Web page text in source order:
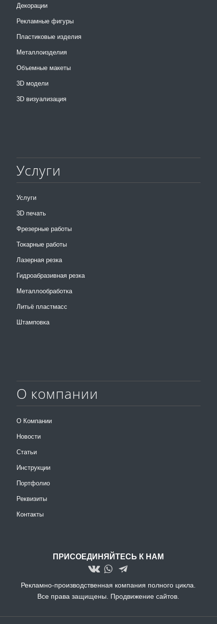
Декорации
Рекламные фигуры
Пластиковые изделия
Металлоизделия
Объемные макеты
3D модели
3D визуализация
Услуги
Услуги
3D печать
Фрезерные работы
Токарные работы
Лазерная резка
Гидроабразивная резка
Металлообработка
Литьё пластмасс
Штамповка
О компании
О Компании
Новости
Статьи
Инструкции
Портфолио
Реквизиты
Контакты
ПРИСОЕДИНЯЙТЕСЬ К НАМ
Рекламно-производственная компания полного цикла.
Все права защищены. Продвижение сайтов.